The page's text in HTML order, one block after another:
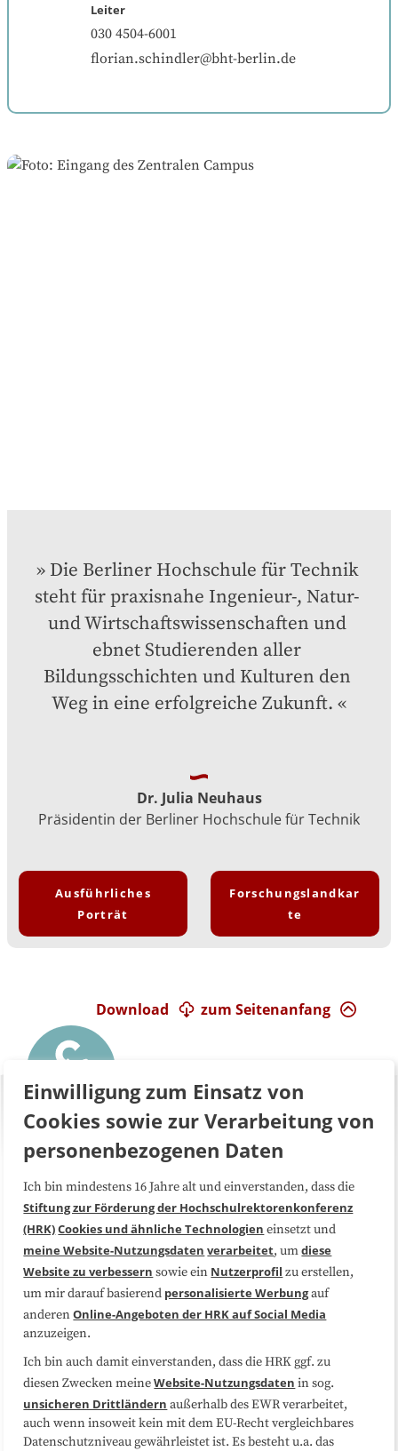
Leiter
030 4504-6001
florian.schindler@bht-berlin.de
Die Berliner Hochschule für Technik
steht für praxisnahe Ingenieur-, Natur-
und Wirtschaftswissenschaften und
ebnet Studierenden aller
Bildungsschichten und Kulturen den
Weg in eine erfolgreiche Zukunft.
Dr. Julia Neuhaus
Präsidentin der Berliner Hochschule für Technik
Ausführliches
Porträt
Forschungslandkar
te
zum Seitenanfang
Download
Über uns FAQ
Medienarbeit Kooperationen
Datenschutzerklärung Impressum
Sitemap
Folgen Sie uns
Einwilligung zum Einsatz von
Cookies sowie zur Verarbeitung von
personenbezogenen Daten
Ich bin mindestens 16 Jahre alt und einverstanden, dass die
Stiftung zur Förderung der Hochschulrektorenkonferenz
(HRK)Cookies und ähnliche Technologien einsetzt und
meine Website-Nutzungsdaten verarbeitet, umdiese
Website zu verbessern sowie ein Nutzerprofil zu erstellen,
um mir darauf basierend personalisierte Werbungauf
anderenOnline-Angeboten der HRK auf Social Media
anzuzeigen.
Ich bin auch damit einverstanden, dass die HRK ggf. zu
diesen Zwecken meineWebsite-Nutzungsdaten in sog.
unsicheren Drittländern außerhalb des EWR verarbeitet,
auch wenn insoweit kein mit dem EU-Recht vergleichbares
Datenschutzniveau gewährleistet ist. Es besteht u.a. das